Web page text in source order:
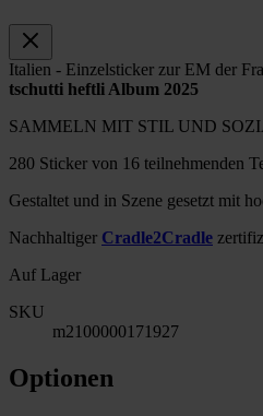
Italien - Einzelsticker zur EM der
tschutti heftli Album 2025
SAMMELN MIT STIL UND
280 Sticker von 16 teilnehmenden
Gestaltet und in Szene gesetzt mit
Nachhaltiger Cradle2Cradle
Auf Lager
SKU
m2100000171927
Optionen